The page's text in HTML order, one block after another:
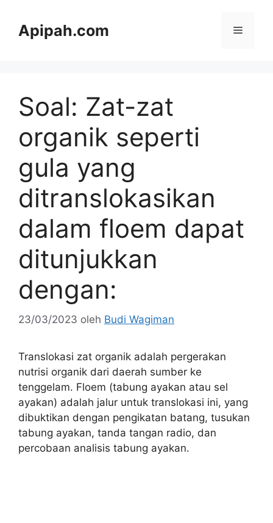
Apipah.com Menu
Soal: Zat-zat
organik seperti
gula yang
ditranslokasikan
dalam floem dapat
ditunjukkan
dengan:
23/03/2023 oleh Budi Wagiman
Translokasi zat organik adalah pergerakan
nutrisi organik dari daerah sumber ke
tenggelam. Floem (tabung ayakan atau sel
ayakan) adalah jalur untuk translokasi ini, yang
dibuktikan dengan pengikatan batang, tusukan
tabung ayakan, tanda tangan radio, dan
percobaan analisis tabung ayakan.